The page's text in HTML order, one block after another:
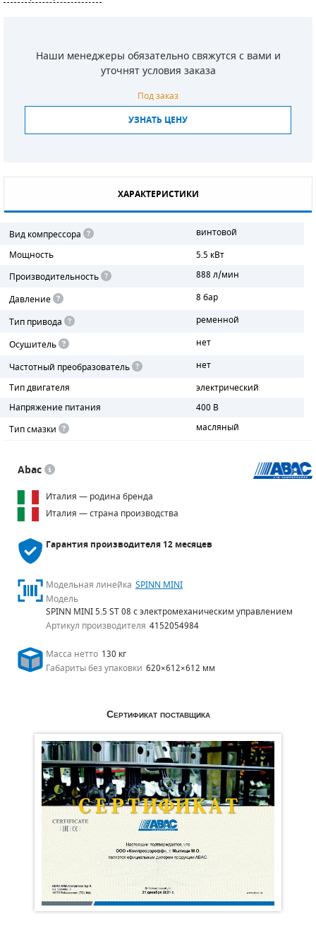
Наши менеджеры обязательно свяжутся с вами и
уточнят условия заказа
Под заказ
УЗНАТЬ ЦЕНУ
ХАРАКТЕРИСТИКИ
Вид компрессора
винтовой
Мощность
5.5 кВт
Производительность
888 л/мин
Давление
8 бар
Тип привода
ременной
Осушитель
нет
Частотный преобразователь
нет
Тип двигателя
электрический
Напряжение питания
400 В
Тип смазки
масляный
Abac
Италия — родина бренда
Италия — страна производства
Гарантия производителя12 месяцев
Модельная линейка SPINN MINI
Модель
SPINN MINI 5.5 ST 08 с электромеханическим управлением
Артикул производителя 4152054984
Масса нетто 130 кг
Габариты без упаковки 620×612×612 мм
Сертификат поставщика
ДЛЯ АДСОРБЦИОННЫХ ОСУШИТЕЛЕЙ
МОТОРНОЕ МАСЛО
РАДИАТОРЫ
ПОДШИПНИКИ
ПОРШНЕВЫЕ БЛОКИ
ДЕТАЛИ ПОРШНЕВЫХ КОМПРЕССОРОВ
ДЕТАЛИ СПИРАЛЬНЫХ КОМПРЕССОРОВ
ДЕТАЛИ НАСОСНОЙ ЧАСТИ
ДЕТАЛИ ПОГРУЖНЫХ НАСОСОВ
ШЛАНГИ ДЛЯ МОТОПОМП